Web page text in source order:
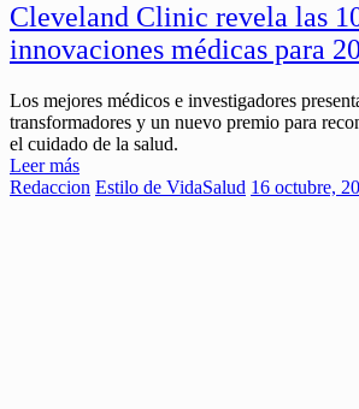
Cleveland Clinic revela las
innovaciones médicas para
Los mejores médicos e investigadores
transformadores y un nuevo premio para
el cuidado de la salud.
Leer más
Redaccion Estilo de VidaSalud 16 octubre,